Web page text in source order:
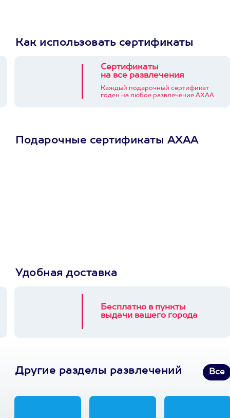
Как использовать сертификаты
Сертификаты
на все развлечения
Каждый подарочный сертификат
годен на любое развлечение АХАА
Подарочные сертификаты АХАА
Удобная доставка
Бесплатно в пункты
выдачи вашего города
Другие разделы развлечений Все